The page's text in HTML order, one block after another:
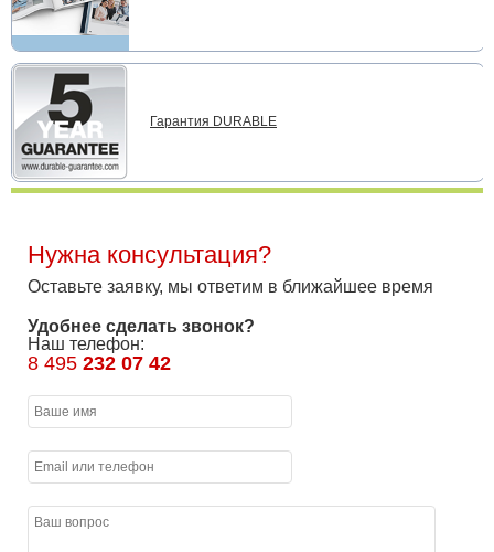
Гарантия DURABLE
Нужна консультация?
Оставьте заявку, мы ответим в ближайшее время
Удобнее сделать звонок?
Наш телефон:
8 495 232 07 42